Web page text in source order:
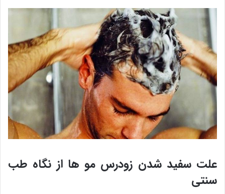
علت سفید شدن زودرس مو ها از نگاه طب
سنتی